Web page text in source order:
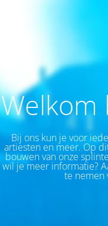
Welkom
Bij ons kun je voor
artiesten en meer. Op
bouwen van onze
wil je meer informatie?
te nemen